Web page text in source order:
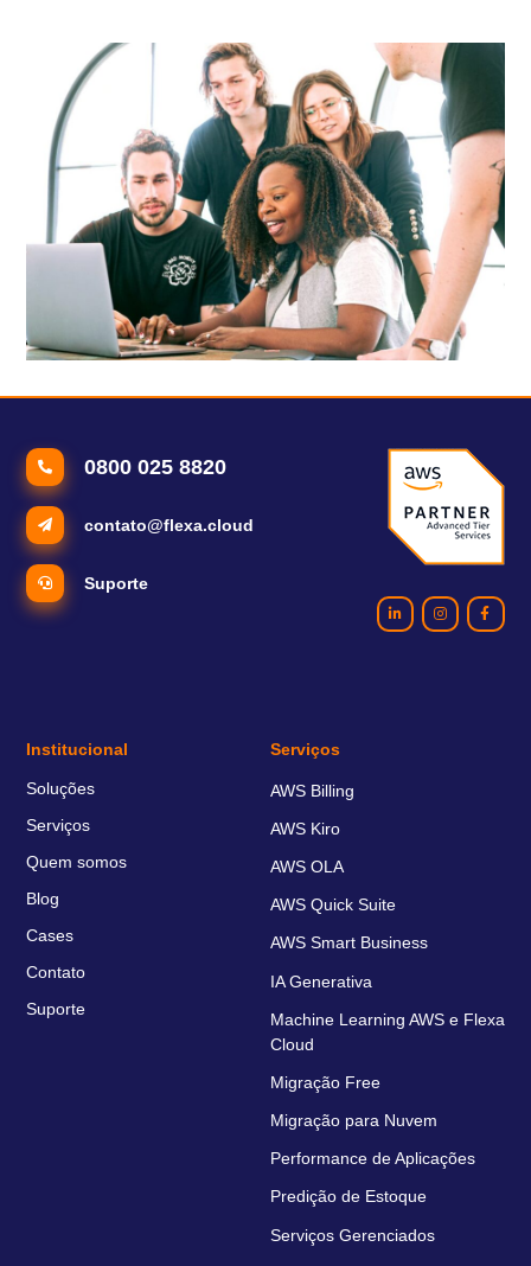
0800 025 8820
contato@flexa.cloud
Suporte
Institucional
Soluções
Serviços
Quem somos
Blog
Cases
Contato
Suporte
Serviços
AWS Billing
AWS Kiro
AWS OLA
AWS Quick Suite
AWS Smart Business
IA Generativa
Machine Learning AWS e Flexa
Cloud
Migração Free
Migração para Nuvem
Performance de Aplicações
Predição de Estoque
Serviços Gerenciados